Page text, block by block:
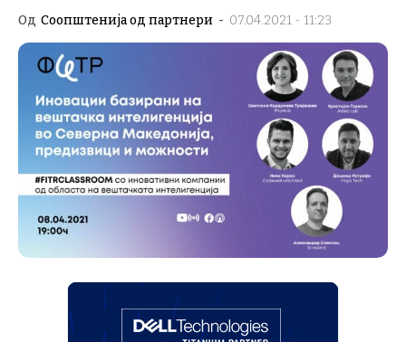
Од Соопштенија од партнери - 07.04.2021 - 11:23